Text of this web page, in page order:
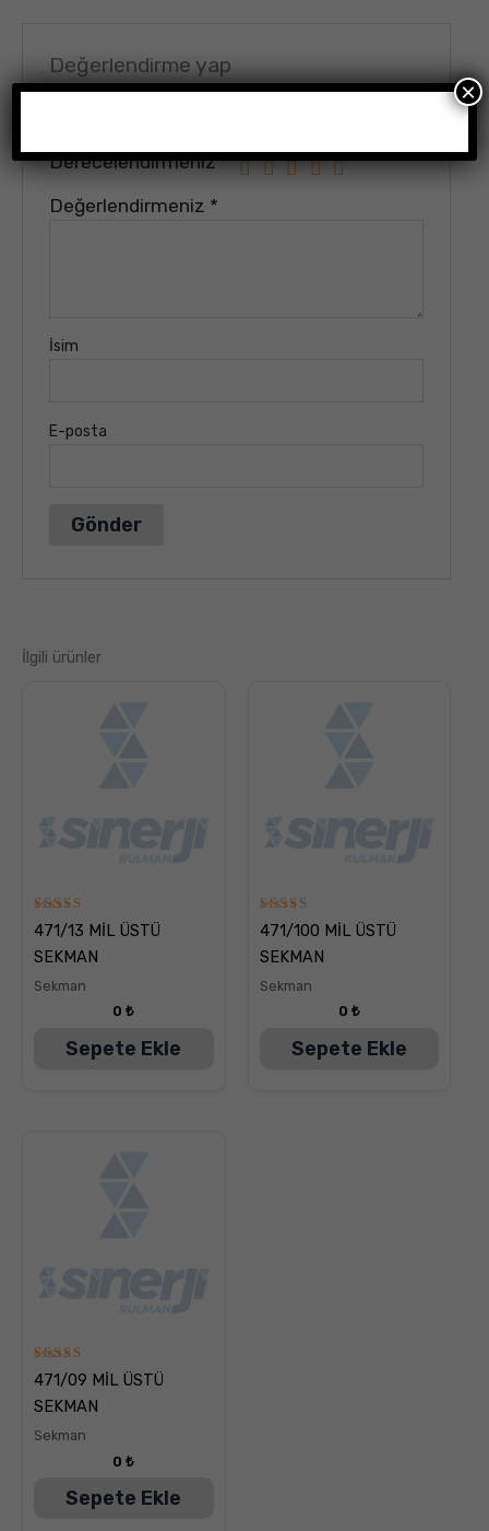
Değerlendirme yap
E-posta adresiniz yayınlanmayacak. Gerekli alanlar
Derecelendirmeniz*
Değerlendirmeniz *
İsim
E-posta
İlgili ürünler
5
üzerinden
5.00
oy aldı
471/13 MİL ÜSTÜ
SEKMAN
Sekman
0₺
Sepete Ekle
5
üzerinden
5.00
oy aldı
471/100 MİL ÜSTÜ
SEKMAN
Sekman
0 ₺
Sepete Ekle
5
üzerinden
5.00
oy aldı
471/09 MİL ÜSTÜ
SEKMAN
Sekman
0₺
Sepete Ekle
×